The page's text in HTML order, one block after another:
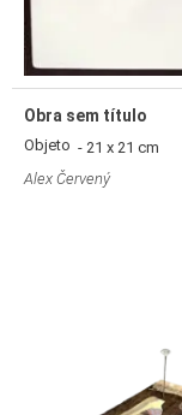
Obra sem título
Objeto - 21 x 21 cm
Alex Červený